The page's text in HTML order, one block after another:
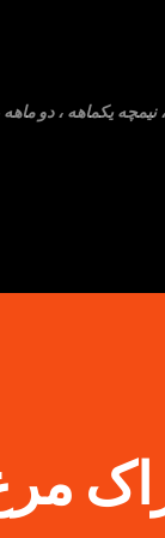
یکماهه ، دو ماهه ،